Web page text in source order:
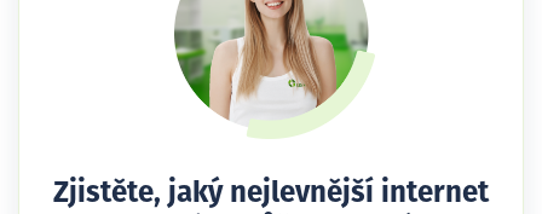
Zjistěte, jaký nejlevnější internet